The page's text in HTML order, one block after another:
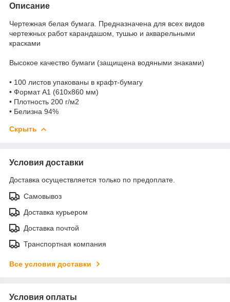
Описание
Чертежная белая бумага. Предназначена для всех видов
чертежных работ карандашом, тушью и акварельными
красками
Высокое качество бумаги (защищена водяными знаками)
• 100 листов упакованы в крафт-бумагу
• Формат А1 (610х860 мм)
• Плотность 200 г/м2
• Белизна 94%
Скрыть
Условия доставки
Доставка осуществляется только по предоплате.
Самовывоз
Доставка курьером
Доставка почтой
Транспортная компания
Все условия доставки
Условия оплаты